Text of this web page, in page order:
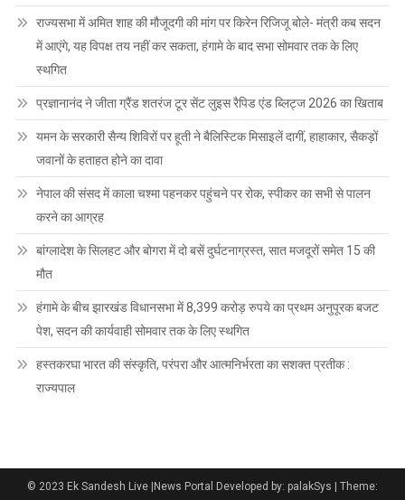
राज्यसभा में अमित शाह की मौजूदगी की मांग पर किरेन रिजिजू बोले- मंत्री कब सदन
में आएंगे, यह विपक्ष तय नहीं कर सकता, हंगामे के बाद सभा सोमवार तक के लिए
स्थगित
प्रज्ञानानंद ने जीता ग्रैंड शतरंज टूर सेंट लुइस रैपिड एंड ब्लिट्ज 2026 का खिताब
यमन के सरकारी सैन्य शिविरों पर हूती ने बैलिस्टिक मिसाइलें दागीं, हाहाकार, सैकड़ों
जवानों के हताहत होने का दावा
नेपाल की संसद में काला चश्मा पहनकर पहुंचने पर रोक, स्पीकर का सभी से पालन
करने का आग्रह
बांग्लादेश के सिलहट और बोगरा में दो बसें दुर्घटनाग्रस्त, सात मजदूरों समेत 15 की
मौत
हंगामे के बीच झारखंड विधानसभा में 8,399 करोड़ रुपये का प्रथम अनुपूरक बजट
पेश, सदन की कार्यवाही सोमवार तक के लिए स्थगित
हस्तकरघा भारत की संस्कृति, परंपरा और आत्मनिर्भरता का सशक्त प्रतीक :
राज्यपाल
© 2023 Ek Sandesh Live |News Portal Developed by: palakSys
Theme: